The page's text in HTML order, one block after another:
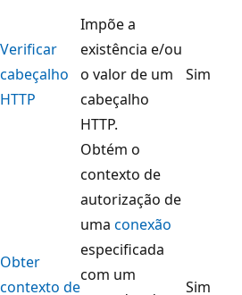
Verificar
cabeçalho
HTTP
Impõe a
existência e/ou
o valor de um
cabeçalho
HTTP.
Sim
Obter
contexto de
Obtém o
contexto de
autorização de
uma conexão
especificada
com um
Sim